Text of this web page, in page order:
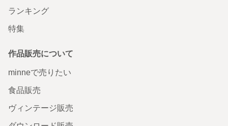
ランキング
特集
作品販売について
minneで売りたい
食品販売
ヴィンテージ販売